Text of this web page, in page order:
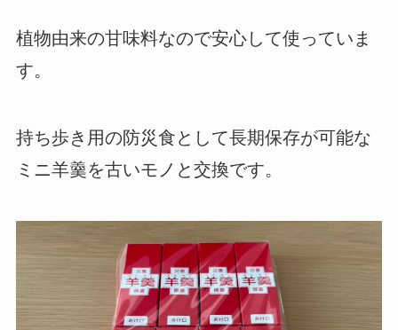
植物由来の甘味料なので安心して使っていま
す。
持ち歩き用の防災食として長期保存が可能な
ミニ羊羹を古いモノと交換です。